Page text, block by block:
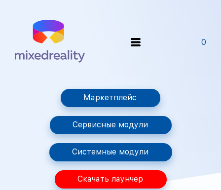
0
Маркетплейс
Сервисные модули
Системные модули
Скачать лаунчер